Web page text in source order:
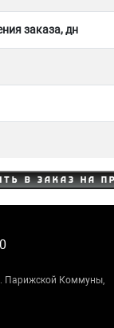
заказа, дн
в заказ на
Парижской Коммуны,